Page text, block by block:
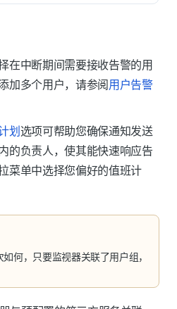
在中断期间需要接收告警的用
加多个用户，请参阅用户告警
划 选项可帮助您确保通知发送
的负责人，使其能快速响应告
菜单中选择您偏好的值班计
何，只要监视器关联了用户组，